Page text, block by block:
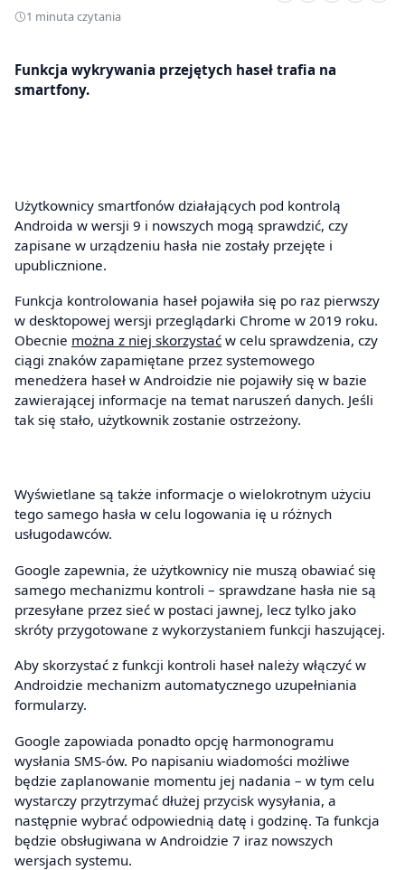
1 minuta czytania
Funkcja wykrywania przejętych haseł trafia na
smartfony.
Użytkownicy smartfonów działających pod kontrolą
Androida w wersji 9 i nowszych mogą sprawdzić, czy
zapisane w urządzeniu hasła nie zostały przejęte i
upublicznione.
Funkcja kontrolowania haseł pojawiła się po raz pierwszy
w desktopowej wersji przeglądarki Chrome w 2019 roku.
Obecnie można z niej skorzystać w celu sprawdzenia, czy
ciągi znaków zapamiętane przez systemowego
menedżera haseł w Androidzie nie pojawiły się w bazie
zawierającej informacje na temat naruszeń danych. Jeśli
tak się stało, użytkownik zostanie ostrzeżony.
Wyświetlane są także informacje o wielokrotnym użyciu
tego samego hasła w celu logowania ię u różnych
usługodawców.
Google zapewnia, że użytkownicy nie muszą obawiać się
samego mechanizmu kontroli – sprawdzane hasła nie są
przesyłane przez sieć w postaci jawnej, lecz tylko jako
skróty przygotowane z wykorzystaniem funkcji haszującej.
Aby skorzystać z funkcji kontroli haseł należy włączyć w
Androidzie mechanizm automatycznego uzupełniania
formularzy.
Google zapowiada ponadto opcję harmonogramu
wysłania SMS-ów. Po napisaniu wiadomości możliwe
będzie zaplanowanie momentu jej nadania – w tym celu
wystarczy przytrzymać dłużej przycisk wysyłania, a
następnie wybrać odpowiednią datę i godzinę. Ta funkcja
będzie obsługiwana w Androidzie 7 iraz nowszych
wersjach systemu.